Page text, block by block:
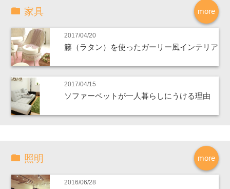
more
家具
2017/04/20
籐（ラタン）を使ったガーリー風インテリア
2017/04/15
ソファーベットが一人暮らしにうける理由
more
照明
2016/06/28